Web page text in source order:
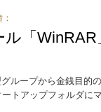
「
ループから金銭目的
トアップフォルダに